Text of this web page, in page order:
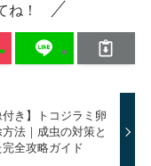
ね！
付き】トコジラミ卵
法｜成虫の対策と
全攻略ガイド